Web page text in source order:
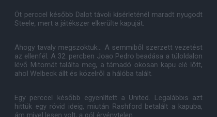
Öt perccel később Dalot távoli kísérleténél maradt nyugodt
Steele, mert a játékszer elkerülte kapuját.
Ahogy tavaly megszoktuk... A semmiből szerzett vezetést
az ellenfél. A 32. percben Joao Pedro beadása a túloldalon
lévő Mitomát találta meg, a támadó okosan kapu elé lőtt,
ahol Welbeck állt és közelről a hálóba talált.
Egy perccel később egyenlített a United. Legalábbis azt
hittük egy rövid ideig, miután Rashford betalált a kapuba,
ám mivel lesen volt, a gól érvénytelen.